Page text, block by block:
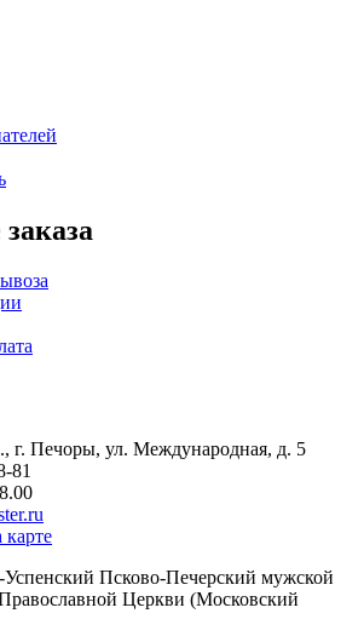
г. Печоры, ул. Международная, д. 5
81
карте
Псково-Печерский мужской
Церкви (Московский